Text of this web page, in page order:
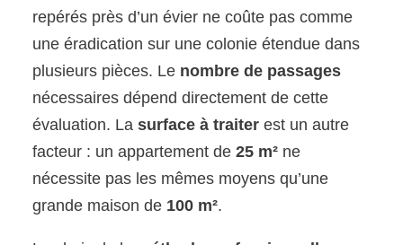
repérés près d’un évier ne coûte pas comme
une éradication sur une colonie étendue dans
plusieurs pièces. Le nombre de passages
nécessaires dépend directement de cette
évaluation. Lasurface à traiter est un autre
facteur : un appartement de25 m² ne
nécessite pas les mêmes moyens qu’une
grande maison de 100 m².